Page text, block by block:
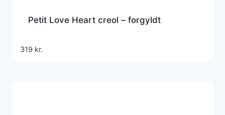
Petit Love Heart creol – forgyldt
319 kr.